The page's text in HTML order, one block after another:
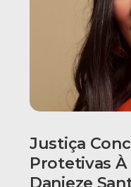
Justiça
Protetivas À